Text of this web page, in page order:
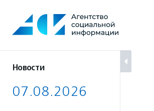
содержанию
Новости
07.08.2026